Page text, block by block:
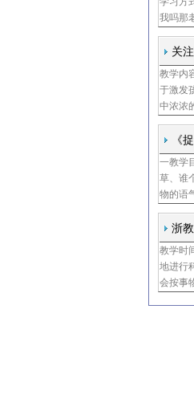
我吗那
响亮地
好好表
关
教学内
于激发
中浓浓
七个生
利地朗
《
一教学
草、谁
物的语
流利地
后来都
浙
教学时
地进行
会按事